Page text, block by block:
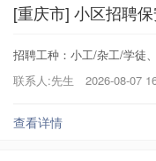
[重庆市] 小区招聘
招聘工种：小工/杂工/学徒
联系人:先生
2026-08-07
查看详情